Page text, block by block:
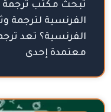
تبحث مكتب ترجمة
الفرنسية لترجمة
الفرنسية؟ تعد
معتمدة إحدى